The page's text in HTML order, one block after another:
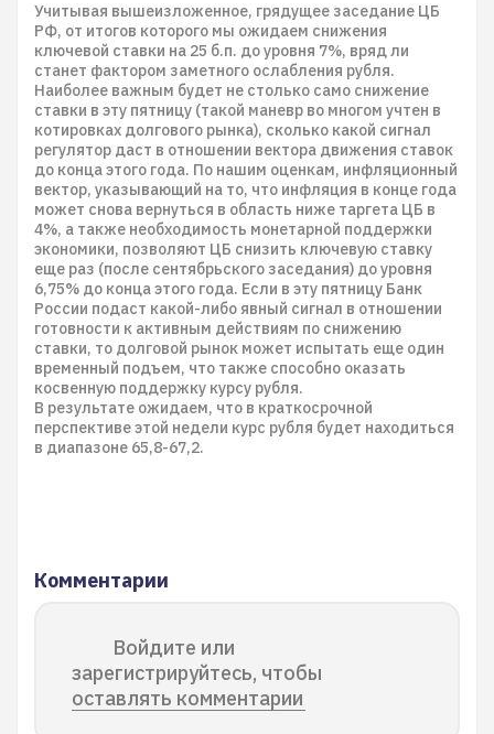
Учитывая вышеизложенное, грядущее заседание ЦБ
РФ, от итогов которого мы ожидаем снижения
ключевой ставки на 25 б.п. до уровня 7%, вряд ли
станет фактором заметного ослабления рубля.
Наиболее важным будет не столько само снижение
ставки в эту пятницу (такой маневр во многом учтен в
котировках долгового рынка), сколько какой сигнал
регулятор даст в отношении вектора движения ставок
до конца этого года. По нашим оценкам, инфляционный
вектор, указывающий на то, что инфляция в конце года
может снова вернуться в область ниже таргета ЦБ в
4%, а также необходимость монетарной поддержки
экономики, позволяют ЦБ снизить ключевую ставку
еще раз (после сентябрьского заседания) до уровня
6,75% до конца этого года. Если в эту пятницу Банк
России подаст какой-либо явный сигнал в отношении
готовности к активным действиям по снижению
ставки, то долговой рынок может испытать еще один
временный подъем, что также способно оказать
косвенную поддержку курсу рубля.
В результате ожидаем, что в краткосрочной
перспективе этой недели курс рубля будет находиться
в диапазоне 65,8-67,2.
Комментарии
Войдите или
зарегистрируйтесь, чтобы
оставлять комментарии